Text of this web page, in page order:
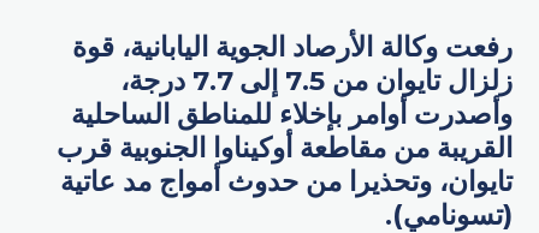
رفعت وكالة الأرصاد الجوية اليابانية، قوة
زلزال تايوان من 7.5 إلى 7.7 درجة،
وأصدرت أوامر بإخلاء للمناطق الساحلية
القريبة من مقاطعة أوكيناوا الجنوبية قرب
تايوان، وتحذيرا من حدوث أمواج مد عاتية
(تسونامي).